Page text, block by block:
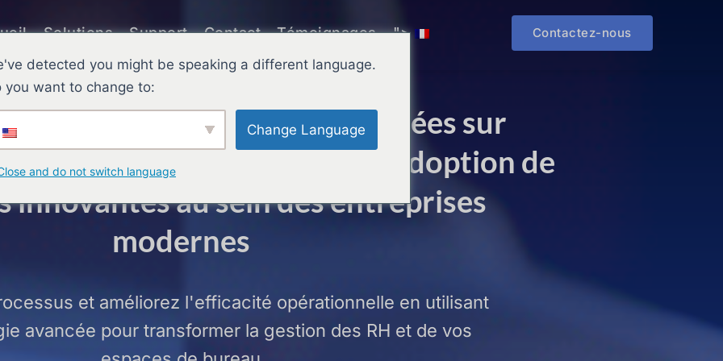
Solutions Support Contact Témoignages "> Contactez-nous
des solutions SaaS basées sur
(IA) qui favorisent l'adoption de
innovantes au sein des entreprises
modernes
et améliorez l'efficacité opérationnelle en utilisant
avancée pour transformer la gestion des RH et de vos
detected you might be speaking a different language.
you want to change to:
Change Language
and do not switch language